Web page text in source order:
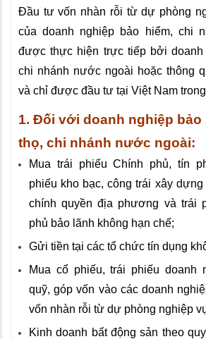
Đầu tư vốn nhàn rỗi từ dự phòng
của doanh nghiệp bảo hiểm, chi
được thực hiện trực tiếp bởi doanh
chi nhánh nước ngoài hoặc thông
và chỉ được đầu tư tại Việt Nam
1. Đối với doanh nghiệp bảo
thọ, chi nhánh nước ngoài:
Mua trái phiếu Chính phủ, tín
phiếu kho bạc, công trái xây
chính quyền địa phương và trái
phủ bảo lãnh không hạn chế;
Gửi tiền tại các tổ chức tín dụng
Mua cổ phiếu,trái phiếu doanh
quỹ, góp vốn vào các doanh
vốn nhàn rỗi từ dự phòng nghiệp
Kinh doanh bất động sản theo